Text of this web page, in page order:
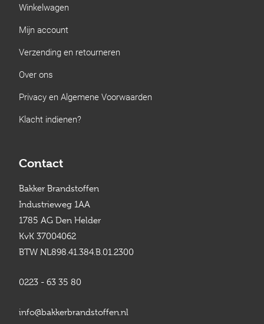
Winkelwagen
Mijn account
Verzending en retourneren
Over ons
Privacy en Algemene Voorwaarden
Klacht indienen?
Contact
Bakker Brandstoffen
Industrieweg 1AA
1785 AG Den Helder
KvK 37004062
BTW NL898.41.384.B.01.2300
0223 - 63 35 80
info@bakkerbrandstoffen.nl